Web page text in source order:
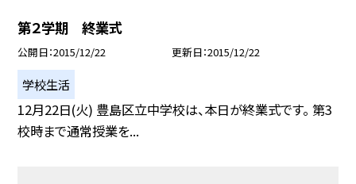
第２学期 終業式
公開日 2015/12/22 更新日 2015/12/22
学校生活
12月22日(火) 豊島区立中学校は、本日が終業式です。 第3
校時まで通常授業を...